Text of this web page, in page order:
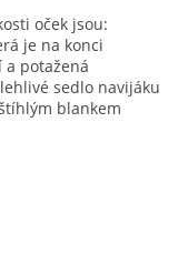
oček jsou:
je na konci
potažená
sedlo navijáku
blankem